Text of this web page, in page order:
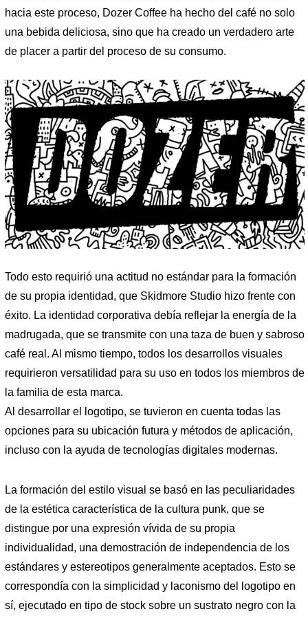
hacia este proceso, Dozer Coffee ha hecho del café no solo
una bebida deliciosa, sino que ha creado un verdadero arte
de placer a partir del proceso de su consumo.
Todo esto requirió una actitud no estándar para la formación
de su propia identidad, que Skidmore Studio hizo frente con
éxito. La identidad corporativa debía reflejar la energía de la
madrugada, que se transmite con una taza de buen y sabroso
café real. Al mismo tiempo, todos los desarrollos visuales
requirieron versatilidad para su uso en todos los miembros de
la familia de esta marca.
Al desarrollar el logotipo, se tuvieron en cuenta todas las
opciones para su ubicación futura y métodos de aplicación,
incluso con la ayuda de tecnologías digitales modernas.
La formación del estilo visual se basó en las peculiaridades
de la estética característica de la cultura punk, que se
distingue por una expresión vívida de su propia
individualidad, una demostración de independencia de los
estándares y estereotipos generalmente aceptados. Esto se
correspondía con la simplicidad y laconismo del logotipo en
sí, ejecutado en tipo de stock sobre un sustrato negro con la